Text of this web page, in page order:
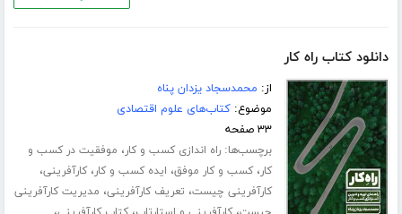
دانلود کتاب راه کار
از: محمدسجاد یزدان پناه
موضوع:کتاب‌های علوم اقتصادی
۳۳ صفحه
برچسب‌ها:راه اندازی کسب و کار، موفقیت در کسب و
کار،کسب و کار موفق، ایده کسب و کار،کارآفرینی،
کارآفرینی چیست، تعریف کارآفرینی، مدیریت کارآفرینی